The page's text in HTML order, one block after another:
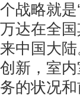
个战略就是
万达在全
来中国大
创新，室
务的状况